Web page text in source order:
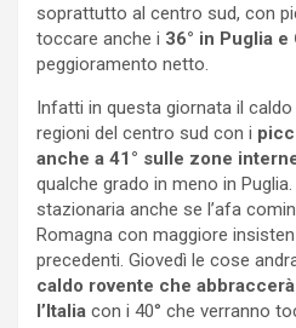
soprattutto al centro sud, con
toccare anche i 36° in Puglia e
peggioramento netto.
Infatti in questa giornata il
regioni del centro sud con i
anche a 41° sulle zone
qualche grado in meno in
stazionaria anche se l’afa
Romagna con maggiore
precedenti. Giovedì le cose
caldo rovente che
l’Italia con i 40° che verranno